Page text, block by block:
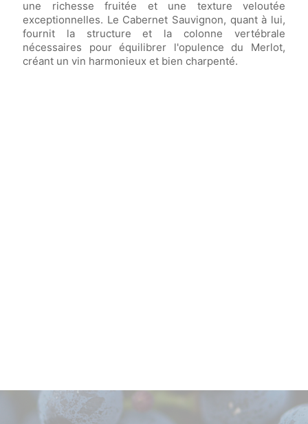
une richesse fruitée et une texture veloutée
exceptionnelles. Le Cabernet Sauvignon, quant à lui,
fournit la structure et la colonne vertébrale
nécessaires pour équilibrer l'opulence du Merlot,
créant un vin harmonieux et bien charpenté.